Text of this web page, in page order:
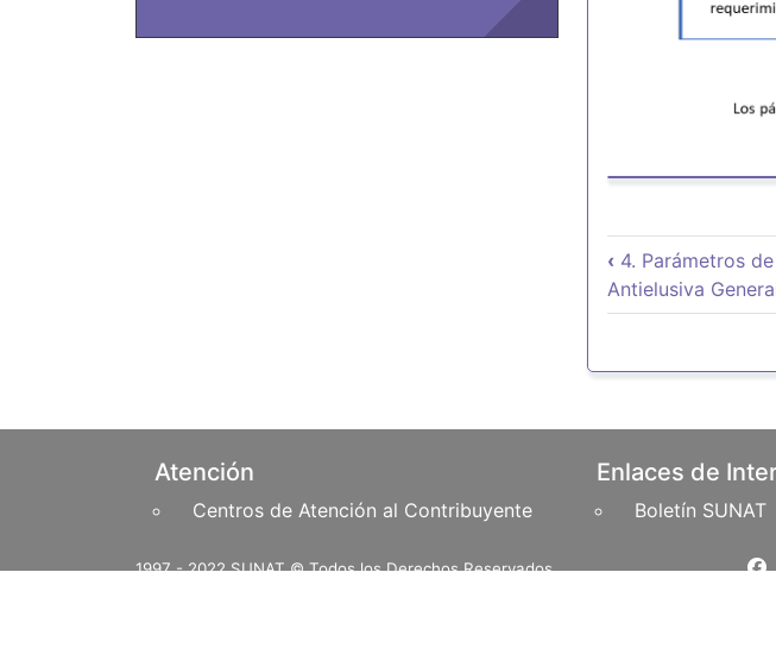
Enlaces
‹ 4. Parámetros
Antielusiva
Pie de página
Atención
Centros de Atención al Contribuyente
Enlaces de
Boletín SUNAT
1997 - 2022 SUNAT © Todos los Derechos Reservados